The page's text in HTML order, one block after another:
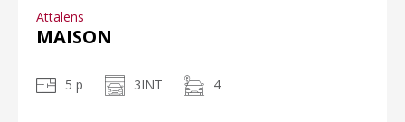
Attalens
MAISON
5 p 3INT 4